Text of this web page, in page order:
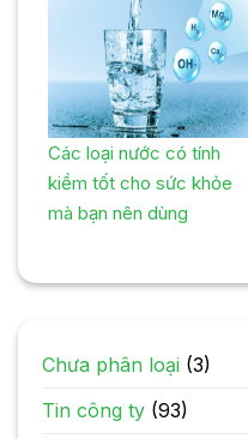
Các loại nước có tính
kiềm tốt cho sức khỏe
mà bạn nên dùng
Chưa phân loại (3)
Tin công ty (93)